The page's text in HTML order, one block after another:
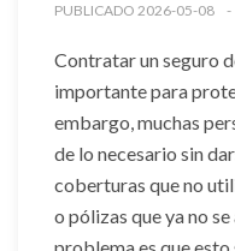
PUBLICADO 2026-05-08
Contratar un seguro
importante para
embargo, muchas
de lo necesario sin
coberturas que no
o pólizas que ya no